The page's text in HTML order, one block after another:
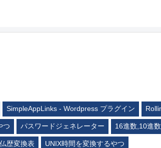
SimpleAppLinks - Wordpress プラグイン
つ パスワードジェネレーター 16進数,10進
歴変換表 UNIX時間を変換するやつ